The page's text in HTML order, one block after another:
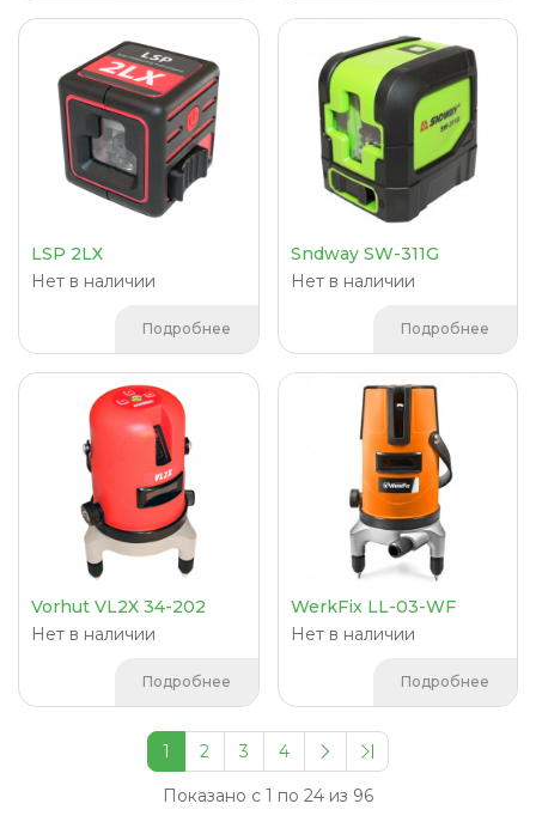
LSP 2LX
Нет в наличии
Подробнее
Sndway SW-311G
Нет в наличии
Подробнее
Vorhut VL2X 34-202
Нет в наличии
Подробнее
WerkFix LL-03-WF
Нет в наличии
Подробнее
1 2 3 4
Показано с 1 по 24 из 96